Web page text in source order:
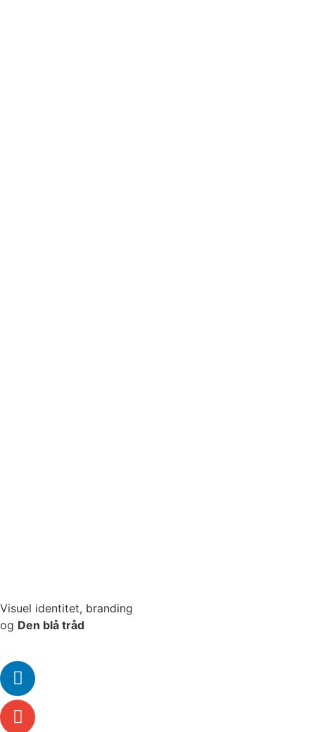
Visuel identitet, branding
og Den blå tråd